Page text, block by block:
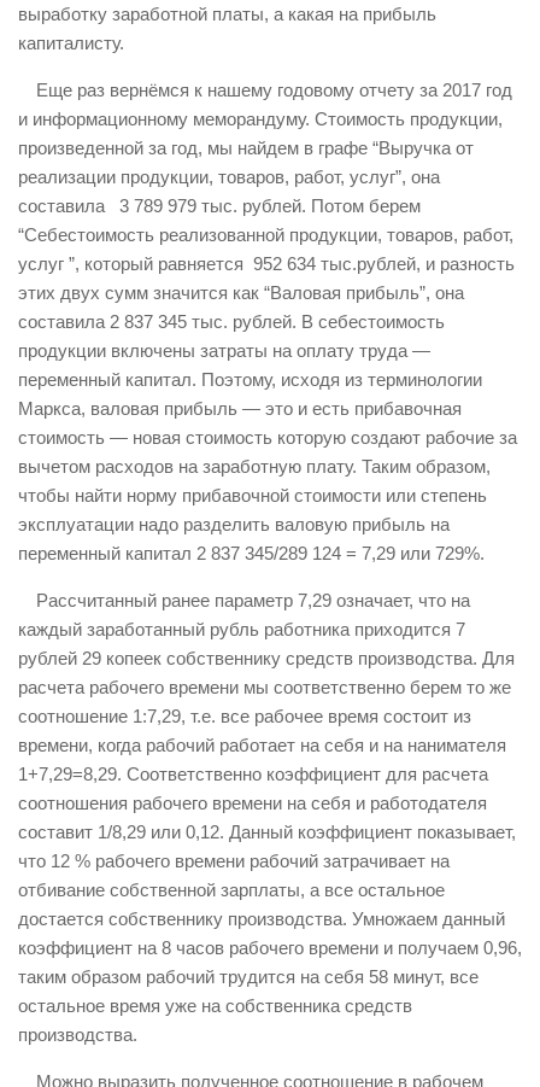
выработку заработной платы, а какая на прибыль
капиталисту.
Еще раз вернёмся к нашему годовому отчету за 2017 год
и информационному меморандуму. Стоимость продукции,
произведенной за год, мы найдем в графе “Выручка от
реализации продукции, товаров, работ, услуг”, она
составила 3 789 979 тыс. рублей. Потом берем
“Себестоимость реализованной продукции, товаров, работ,
услуг ”, который равняется 952 634 тыс.рублей, и разность
этих двух сумм значится как “Валовая прибыль”, она
составила 2 837 345 тыс. рублей. В себестоимость
продукции включены затраты на оплату труда —
переменный капитал. Поэтому, исходя из терминологии
Маркса, валовая прибыль — это и есть прибавочная
стоимость — новая стоимость которую создают рабочие за
вычетом расходов на заработную плату. Таким образом,
чтобы найти норму прибавочной стоимости или степень
эксплуатации надо разделить валовую прибыль на
переменный капитал 2 837 345/289 124 = 7,29 или 729%.
Рассчитанный ранее параметр 7,29 означает, что на
каждый заработанный рубль работника приходится 7
рублей 29 копеек собственнику средств производства. Для
расчета рабочего времени мы соответственно берем то же
соотношение 1:7,29, т.е. все рабочее время состоит из
времени, когда рабочий работает на себя и на нанимателя
1+7,29=8,29. Соответственно коэффициент для расчета
соотношения рабочего времени на себя и работодателя
составит 1/8,29 или 0,12. Данный коэффициент показывает,
что 12 % рабочего времени рабочий затрачивает на
отбивание собственной зарплаты, а все остальное
достается собственнику производства. Умножаем данный
коэффициент на 8 часов рабочего времени и получаем 0,96,
таким образом рабочий трудится на себя 58 минут, все
остальное время уже на собственника средств
производства.
Можно выразить полученное соотношение в рабочем